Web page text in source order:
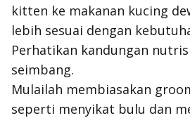
kitten ke makanan kucing
lebih sesuai dengan
Perhatikan kandungan
seimbang.
Mulailah membiasakan
seperti menyikat bulu dan